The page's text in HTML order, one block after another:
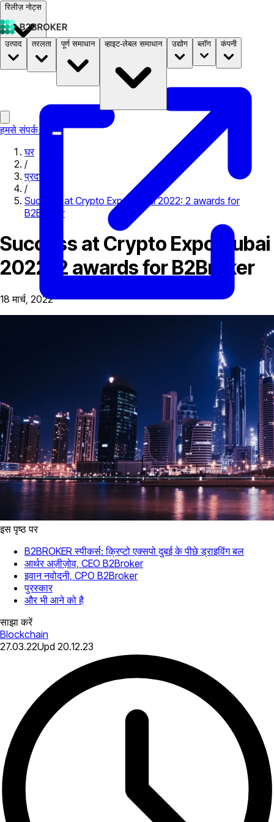
रिलीज़ नोट्स
दस्तावेज़ मूल्य निर्धारणB2STORE
उत्पाद तरलता पूर्ण समाधान व्हाइट-लेबल समाधान उद्योग ब्लॉग कंपनी
हमसे संपर्क करें
घर
/
प्रदर्शनी
/
Success at Crypto Expo Dubai 2022: 2 awards for
B2Broker
Success at Crypto Expo Dubai
2022: 2 awards for B2Broker
18 मार्च, 2022
इस पृष्ठ पर
B2BROKER स्पीकर्स: क्रिप्टो एक्सपो दुबई के पीछे ड्राइविंग बल
आर्थर अज़ीज़ोव, CEO B2Broker
इवान नवोदनी, CPO B2Broker
पुरस्कार
और भी आने को है
साझा करें
Blockchain
27.03.22Upd 20.12.23